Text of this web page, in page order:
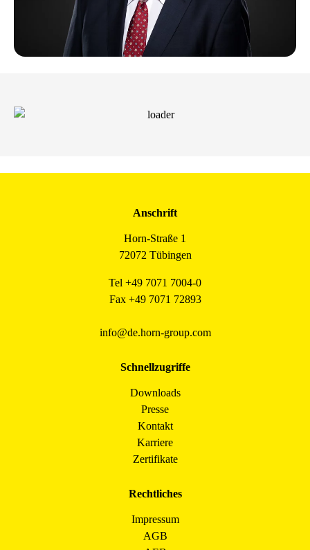
Anschrift
Horn-Straße 1
72072 Tübingen
Tel +49 7071 7004-0
Fax +49 7071 72893
info@de.horn-group.com
Schnellzugriffe
Downloads
Presse
Kontakt
Karriere
Zertifikate
Rechtliches
Impressum
AGB